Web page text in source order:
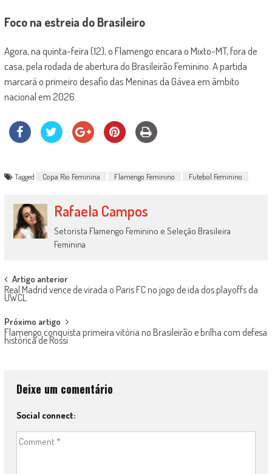
Foco na estreia do Brasileiro
Agora, na quinta-feira (12), o Flamengo encara o Mixto-MT, fora de
casa, pela rodada de abertura do Brasileirão Feminino. A partida
marcará o primeiro desafio das Meninas da Gávea em âmbito
nacional em 2026.
Tagged Copa Rio Feminina Flamengo Feminino Futebol Feminino
Rafaela Campos
Setorista Flamengo Feminino e Seleção Brasileira
Feminina
Post
navigation
Artigo anterior
Real Madrid vence de virada o Paris FC no jogo de ida dos playoffs da
UWCL
Próximo artigo
Flamengo conquista primeira vitória no Brasileirão e brilha com defesa
histórica de Rossi
Deixe um comentário
Social connect: